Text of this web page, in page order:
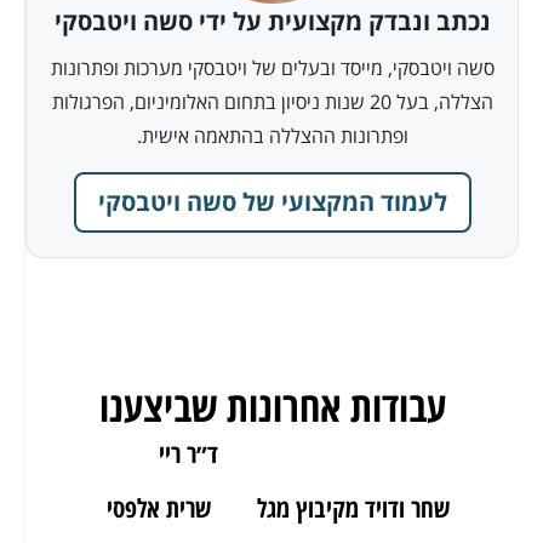
נכתב ונבדק מקצועית על ידי סשה ויטבסקי
סשה ויטבסקי, מייסד ובעלים של ויטבסקי מערכות ופתרונות
הצללה, בעל 20 שנות ניסיון בתחום האלומיניום, הפרגולות
ופתרונות ההצללה בהתאמה אישית.
לעמוד המקצועי של סשה ויטבסקי
עבודות אחרונות שביצענו
ד״ר ריי
שחר ודויד מקיבוץ מגל
שרית אלפסי